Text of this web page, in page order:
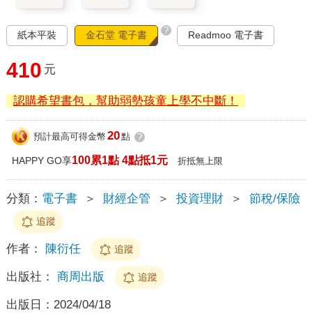
紙本平裝 金石堂 電子書 ? Readmoo 電子書
410 元
認購希望書包，幫助弱勢孩童上學不中斷！
預計最高可得金幣 20點 ?
HAPPY GO享100累1點 4點抵1元 折抵無上限
分類： 電子書 ＞ 財經企管 ＞ 投資理財 ＞ 節稅/保險
追蹤
作者： 陳衍任 追蹤
出版社： 商周出版 追蹤
出版日： 2024/04/18